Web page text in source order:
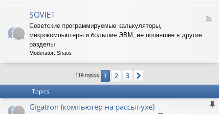
BF
SOVIET
Советские программируемые калькуляторы,
микрокомпьютеры и большие ЭВМ, не попавшие в другие
разделы
Moderator: Shaos
119 topics 1 2 3
Topics
Gigatron (компьютер на рассыпухе)